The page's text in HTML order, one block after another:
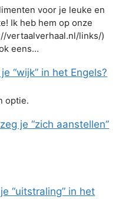
voor je leuke en
Ik heb hem op onze
vertaalverhaal.nl/links/)
eens…
“wijk” in het Engels?
optie.
je “zich aanstellen”
“uitstraling” in het